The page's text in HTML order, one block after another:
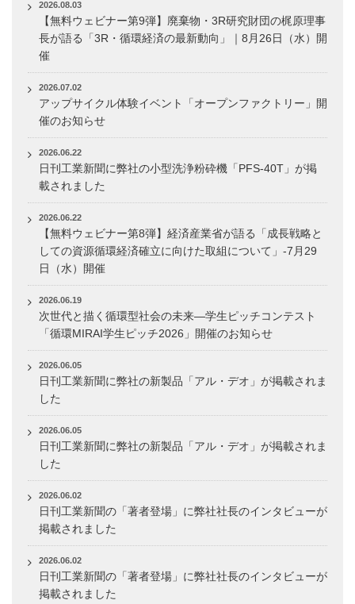
2026.08.03
【無料ウェビナー第9弾】廃棄物・3R研究財団の梶原理事
長が語る「3R・循環経済の最新動向」｜8月26日（水）開
催
2026.07.02
アップサイクル体験イベント「オープンファクトリー」開
催のお知らせ
2026.06.22
日刊工業新聞に弊社の小型洗浄粉砕機「PFS-40T」が掲
載されました
2026.06.22
【無料ウェビナー第8弾】経済産業省が語る「成長戦略と
しての資源循環経済確立に向けた取組について」-7月29
日（水）開催
2026.06.19
次世代と描く循環型社会の未来―学生ピッチコンテスト
「循環MIRAI学生ピッチ2026」開催のお知らせ
2026.06.05
日刊工業新聞に弊社の新製品「アル・デオ」が掲載されま
した
2026.06.05
日刊工業新聞に弊社の新製品「アル・デオ」が掲載されま
した
2026.06.02
日刊工業新聞の「著者登場」に弊社社長のインタビューが
掲載されました
2026.06.02
日刊工業新聞の「著者登場」に弊社社長のインタビューが
掲載されました